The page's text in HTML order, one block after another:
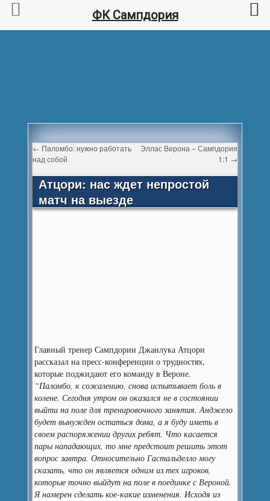
← Паломбо: нужно работать
над собой
Эллас Верона – Сампдория
1:1 →
Атцори: нас ждет непростой
матч на выезде
Главный тренер Сампдории Джанлука Атцори
рассказал на пресс-конференции о трудностях,
которые поджидают его команду в Вероне.
“Паломбо, к сожалению, снова испытывает боль в
колене. Сегодня утром он оказался не в состоянии
выйти на поле для тренировочного занятия. Анджело
будет вынужден остаться дома, а я буду иметь в
своем распоряжении других ребят. Что касается
пары нападающих, то мне предстоит решить этот
вопрос завтра. Относительно Гастальделло могу
сказать, что он является одним из тех игроков,
которые точно выйдут на поле в поединке с Вероной.
Я намерен сделать кое-какие изменения. Исходя из
ФК Сампдория